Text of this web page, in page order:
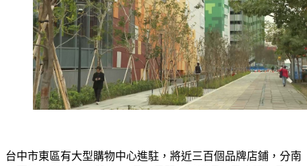
台中市東區有大型購物中心進駐，將近三百個品牌店鋪，分南